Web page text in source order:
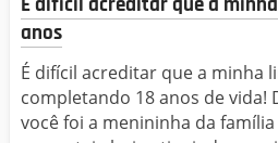
anos
É difícil acreditar que a minha
completando 18 anos de
você foi a menininha da